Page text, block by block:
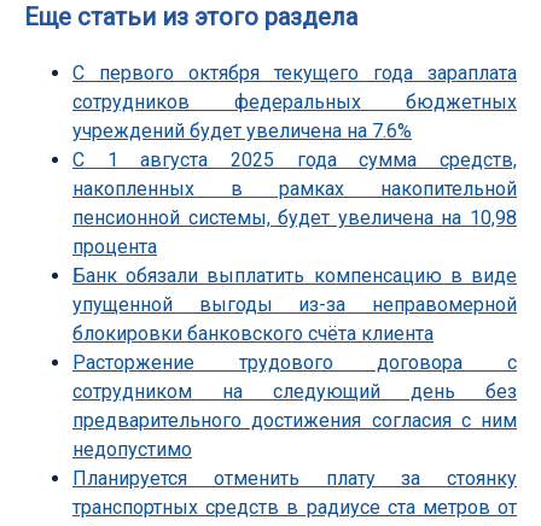
Еще статьи из этого раздела
С первого октября текущего года зараплата
сотрудников федеральных бюджетных
учреждений будет увеличена на 7.6%
С 1 августа 2025 года сумма средств,
накопленных в рамках накопительной
пенсионной системы, будет увеличена на 10,98
процента
Банк обязали выплатить компенсацию в виде
упущенной выгоды из-за неправомерной
блокировки банковского счёта клиента
Расторжение трудового договора с
сотрудником на следующий день без
предварительного достижения согласия с ним
недопустимо
Планируется отменить плату за стоянку
транспортных средств в радиусе ста метров от